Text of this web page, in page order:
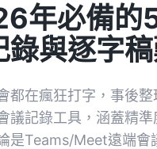
年必備的
錄與逐字
都在瘋狂打字，事後
議記錄工具，涵蓋精
是Teams/Meet遠端會